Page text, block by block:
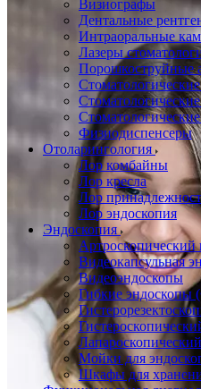
Визиографы
Дентальные
Интраоральные
Лазеры
Порошкоструйные
Физиодиспенсеры
Отоларингология
Лор комбайны
Лор кресла
Лор
Лор эндоскопия
Эндоскопия
Артроскопический
Видеокапсульная
Видеоэндоскопы
Гибкие эндоскопы
Мойки для
Шкафы для